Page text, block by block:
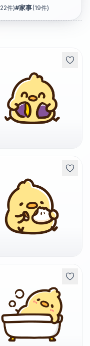
22件)#家事(19件)